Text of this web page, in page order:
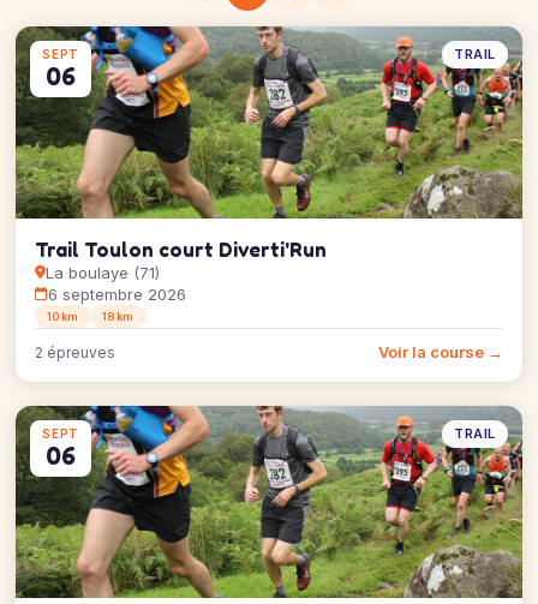
SEPT
06
TRAIL
Trail Toulon court Diverti'Run
La boulaye (71)
6 septembre 2026
10 km 18 km
2 épreuves Voir la course →
SEPT
06
TRAIL